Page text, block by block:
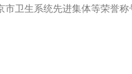
市卫生系统先进集体等荣誉